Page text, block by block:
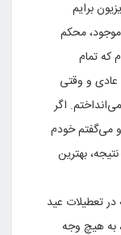
برایم
محکم
که تمام
عادی و وقتی
اگر
و می‌گفتم خودم
بهترین
تعطیلات عید
به هیچ وجه